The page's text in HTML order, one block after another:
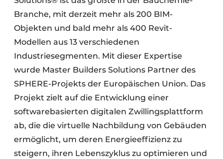
Branche, mit derzeit mehr als 200 BIM-
Objekten und bald mehr als 400 Revit-
Modellen aus 13 verschiedenen
Industriesegmenten. Mit dieser Expertise
wurde Master Builders Solutions Partner des
SPHERE-Projekts der Europäischen Union. Das
Projekt zielt auf die Entwicklung einer
softwarebasierten digitalen Zwillingsplattform
ab, die die virtuelle Nachbildung von Gebäuden
ermöglicht, um deren Energieeffizienz zu
steigern, ihren Lebenszyklus zu optimieren und